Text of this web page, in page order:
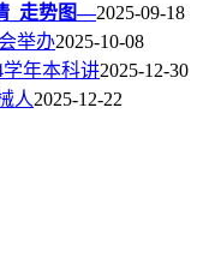
_走势图—2025-09-18
举办2025-10-08
学年本科讲2025-12-30
人2025-12-22